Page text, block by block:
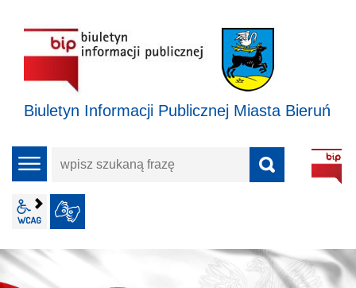
Biuletyn Informacji Publicznej Miasta Bieruń
menu
wpisz
frazę
wcag2.1